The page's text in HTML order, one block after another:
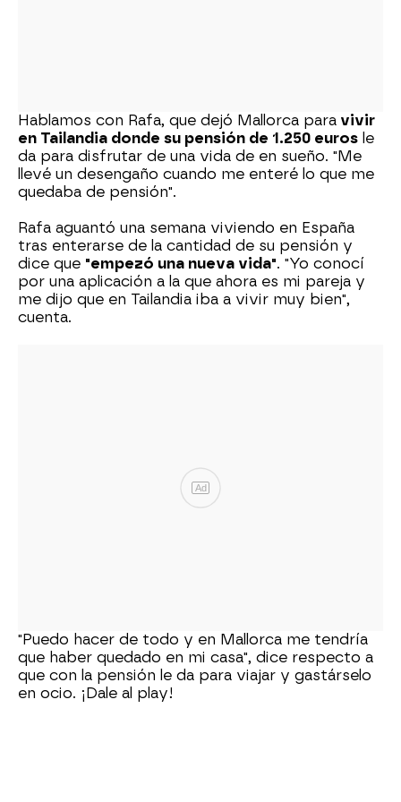
Hablamos con Rafa, que dejó Mallorca para vivir
en Tailandia donde su pensión de 1.250 euros le
da para disfrutar de una vida de en sueño. "Me
llevé un desengaño cuando me enteré lo que me
quedaba de pensión".
Rafa aguantó una semana viviendo en España
tras enterarse de la cantidad de su pensión y
dice que "empezó una nueva vida". "Yo conocí
por una aplicación a la que ahora es mi pareja y
me dijo que en Tailandia iba a vivir muy bien",
cuenta.
Ad
"Puedo hacer de todo y en Mallorca me tendría
que haber quedado en mi casa", dice respecto a
que con la pensión le da para viajar y gastárselo
en ocio. ¡Dale al play!